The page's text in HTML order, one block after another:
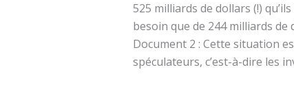
525 milliards de dollars (!)
besoin que de 244 milliards
Document 2 : Cette situation
spéculateurs, c’est-à-dire les